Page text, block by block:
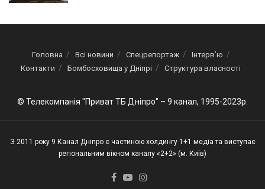
Головна Всі новини Спецрепортаж
Інтерв’ю
Контакти
Бомбосховища у Дніпрі Структура власності
© Телекомпанія "Приват ТБ Дніпро" – 9 канал, 1995-2023р.
З 2011 року 9 Канал Дніпро є частиною холдингу 1+1 медіа та виступає
регіональним вікном каналу «2+2» (м. Київ)